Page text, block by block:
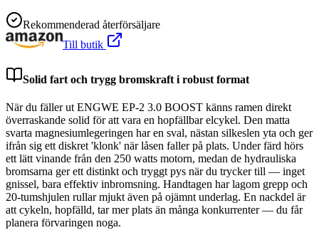
Rekommenderad återförsäljare
Till butik
Solid fart och trygg bromskraft i robust format
När du fäller ut ENGWE EP-2 3.0 BOOST känns ramen direkt
överraskande solid för att vara en hopfällbar elcykel. Den matta
svarta magnesiumlegeringen har en sval, nästan silkeslen yta och ger
ifrån sig ett diskret 'klonk' när låsen faller på plats. Under färd hörs
ett lätt vinande från den 250 watts motorn, medan de hydrauliska
bromsarna ger ett distinkt och tryggt pys när du trycker till — inget
gnissel, bara effektiv inbromsning. Handtagen har lagom grepp och
20-tumshjulen rullar mjukt även på ojämnt underlag. En nackdel är
att cykeln, hopfälld, tar mer plats än många konkurrenter — du får
planera förvaringen noga.